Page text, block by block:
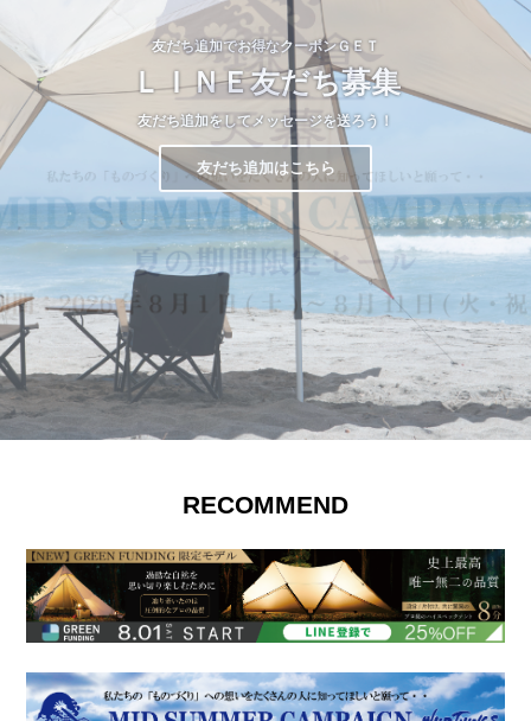
友だち追加でお得なクーポンＧＥＴ
ＬＩＮＥ友だち募集
友だち追加をしてメッセージを送ろう！
友だち追加はこちら
“ 二度と作れない最終形モデル ”
鎌倉天幕
「ポイント５倍（当日割引で５％ＯＦＦ）」
詳しくはこちら
“ Light is Right！”
WILD THINGS
「ポイント５倍（当日割引で５％ＯＦＦ）」
ご購入はこちら
“ 夏の熱中症対策を ”
KANTAN TARP
25年の実績「国内販売実績300万張り」
オプション品が豊富です！
詳しくはこちら
詳しくはこちら
RECOMMEND